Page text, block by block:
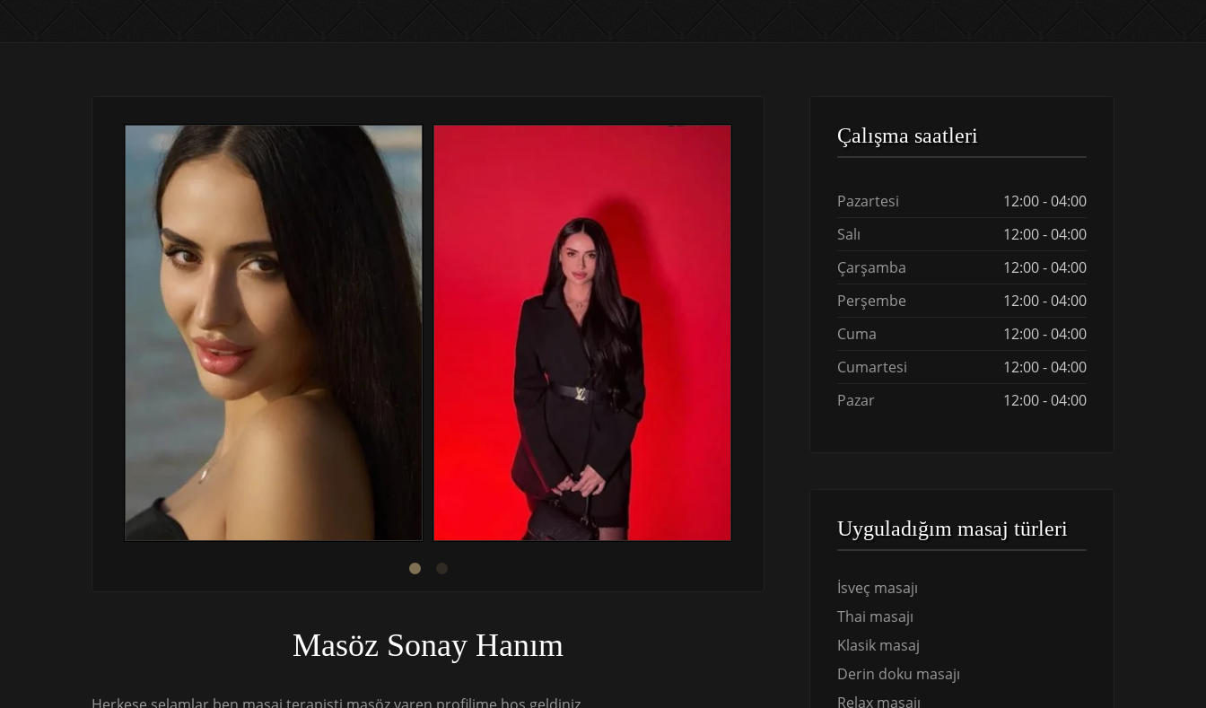
Masöz Sonay Hanım
Çalışma saatleri
Pazartesi
12:00 - 04:00
Salı
12:00 - 04:00
Çarşamba
12:00 - 04:00
Perşembe
12:00 - 04:00
Cuma
12:00 - 04:00
Cumartesi
12:00 - 04:00
Pazar
12:00 - 04:00
Uyguladığım masaj türleri
İsveç masajı
Thai masajı
Klasik masaj
Derin doku masajı
Relax masajı